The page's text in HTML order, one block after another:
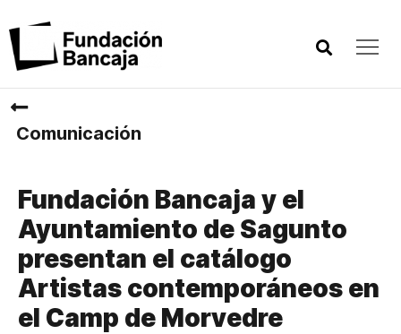
Comunicación
Fundación Bancaja y el
Ayuntamiento de Sagunto
presentan el catálogo
Artistas contemporáneos en
el Camp de Morvedre